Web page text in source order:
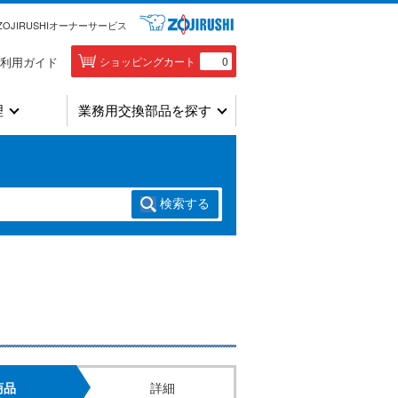
オーナーサービス
用ガイド ショッピングカート 0
業務用交換部品を探す
検索する
品 詳細